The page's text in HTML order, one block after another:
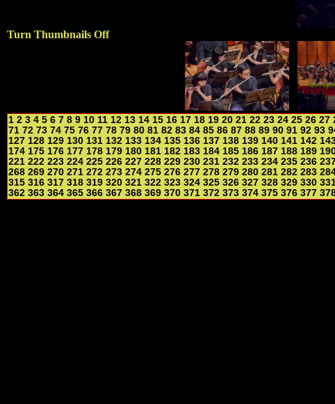
Turn Thumbnails Off
1 2 3 4 5 6 7 8 9 10 11 12 13 14 15 16 17 18 19 20 21 22 23 24 25 26 27
71 72 73 74 75 76 77 78 79 80 81 82 83 84 85 86 87 88 89 90 91 92 93
127 128 129 130 131 132 133 134 135 136 137 138 139 140 141 142
174 175 176 177 178 179 180 181 182 183 184 185 186 187 188 189
221 222 223 224 225 226 227 228 229 230 231 232 233 234 235 236
268 269 270 271 272 273 274 275 276 277 278 279 280 281 282 283
315 316 317 318 319 320 321 322 323 324 325 326 327 328 329 330
362 363 364 365 366 367 368 369 370 371 372 373 374 375 376 377